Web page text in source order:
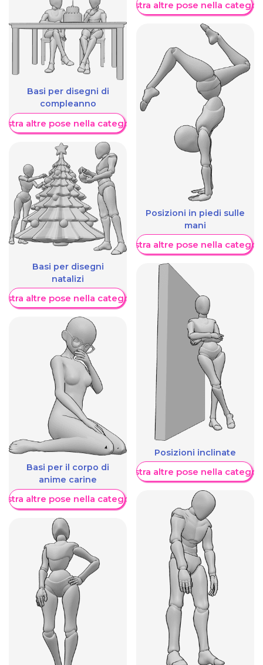
Basi per disegni di
compleanno
altre pose nella categoria
Basi per disegni
natalizi
altre pose nella categoria
Basi per il corpo di
anime carine
altre pose nella categoria
Mostra altre pose nella
Posizioni in piedi sulle
mani
Mostra altre pose nella
Posizioni inclinate
Mostra altre pose nella